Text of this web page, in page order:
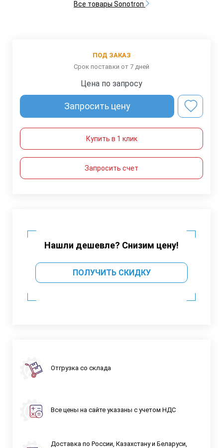
Все товары Sonotron
ПОД ЗАКАЗ
Срок поставки от 7 дней
Цена по запросу
Запросить цену
Купить в 1 клик
Запросить счет
Нашли дешевле? Снизим цену!
ПОЛУЧИТЬ СКИДКУ
Отгрузка со склада
Все цены на сайте указаны с учетом НДС
Доставка по России, Казахстану и Беларуси,